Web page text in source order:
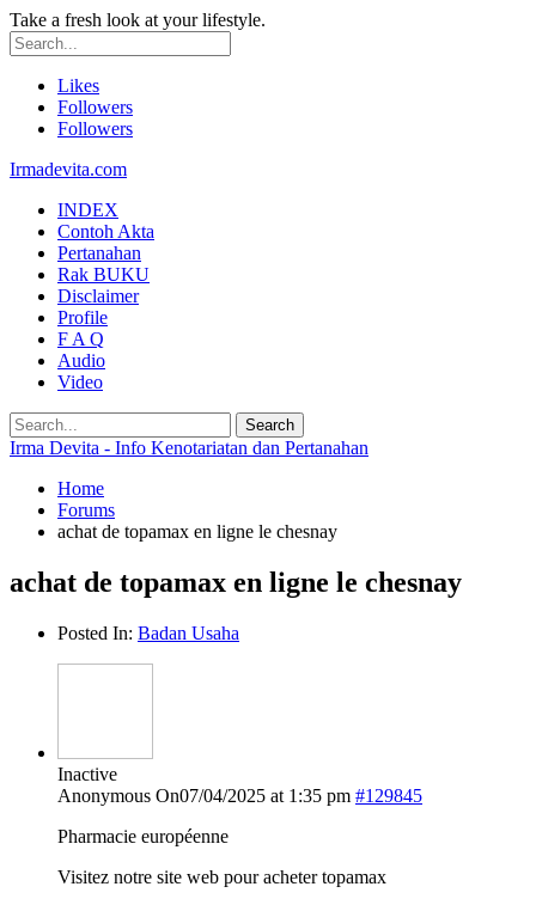
Take a fresh look at your lifestyle.
Likes
Followers
Followers
Irmadevita.com
INDEX
Contoh Akta
Pertanahan
Rak BUKU
Disclaimer
Profile
F A Q
Audio
Video
Irma Devita - Info Kenotariatan dan Pertanahan
Home
Forums
achat de topamax en ligne le chesnay
achat de topamax en ligne le chesnay
Posted In: Badan Usaha
Inactive
Anonymous On07/04/2025 at 1:35 pm #129845
Pharmacie européenne
Visitez notre site web pour acheter topamax